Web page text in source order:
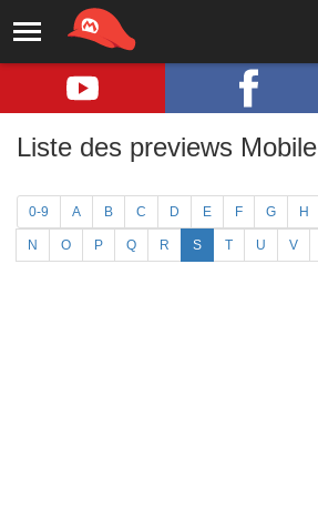
Liste des previews Mobile
0-9 A B C D E F G H
N O P Q R S T U V